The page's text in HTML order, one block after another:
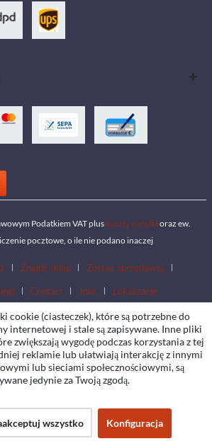
Podatkiem VAT plus koszty wysyłki oraz ew.
pocztowe, o ile nie podano inaczej
Znajdź sklep Zostań sprzedawcą
Contact Jobs Lokalizacje
cookie (ciasteczek), które są potrzebne do
internetowej i stale są zapisywane. Inne pliki
zwiększają wygodę podczas korzystania z tej
reklamie lub ułatwiają interakcję z innymi
lub sieciami społecznościowymi, są
jedynie za Twoją zgodą.
wszystko Konfiguracja